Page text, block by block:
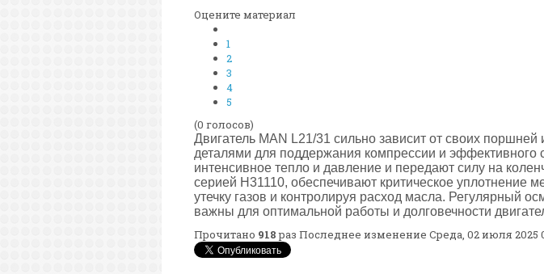
Оцените материал
1
2
3
4
5
(0 голосов)
Двигатель MAN L21/31 сильно зависит от своих
деталями для поддержания компрессии и
интенсивное тепло и давление и передают силу на
серией H31110, обеспечивают критическое
утечку газов и контролируя расход масла. Регулярный
важны для оптимальной работы и долговечности
Прочитано 918раз Последнее изменение Среда, 02 июля 2025